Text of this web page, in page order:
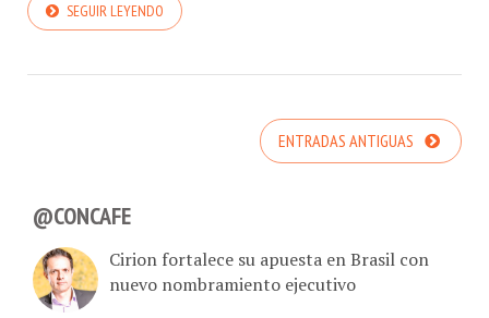
SEGUIR LEYENDO
ENTRADAS ANTIGUAS
@CONCAFE
Cirion fortalece su apuesta en Brasil con
nuevo nombramiento ejecutivo